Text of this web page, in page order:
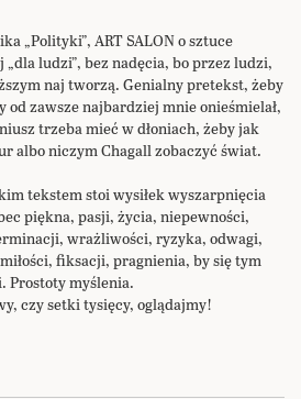
„Polityki”, ART SALON o sztuce
„dla ludzi”, bez nadęcia, bo przez ludzi,
naj tworzą. Genialny pretekst, żeby
zawsze najbardziej mnie onieśmielał,
trzeba mieć w dłoniach, żeby jak
albo niczym Chagall zobaczyć świat.
tekstem stoi wysiłek wyszarpnięcia
piękna, pasji, życia, niepewności,
wrażliwości, ryzyka, odwagi,
fiksacji, pragnienia, by się tym
Prostoty myślenia.
czy setki tysięcy, oglądajmy!